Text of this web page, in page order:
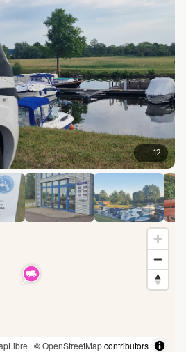
12
| ©OpenStreetMapcontributors